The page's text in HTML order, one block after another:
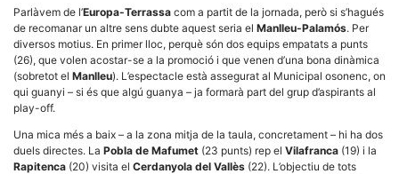
Parlàvem de l’Europa-Terrassa com a partit de la jornada, però si s’hagués
de recomanar un altre sens dubte aquest seria el Manlleu-Palamós. Per
diversos motius. En primer lloc, perquè són dos equips empatats a punts
(26), que volen acostar-se a la promoció i que venen d’una bona dinàmica
(sobretot el Manlleu). L’espectacle està assegurat al Municipal osonenc, on
qui guanyi – si és que algú guanya – ja formarà part del grup d’aspirants al
play-off.
Una mica més a baix – a la zona mitja de la taula, concretament – hi ha dos
duels directes. La Pobla de Mafumet (23 punts) rep el Vilafranca (19) i la
Rapitenca (20) visita el Cerdanyola del Vallès (22). L’objectiu de tots
dispositiu que
permeten que el
lloc funcioni tan
bé com sigui
possible. Si
rebutja
aquestes
cookies
desapareixeran
del lloc web.